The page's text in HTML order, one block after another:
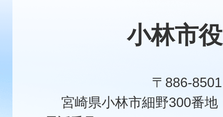
小林市
〒886-8501
宮崎県小林市細野300番